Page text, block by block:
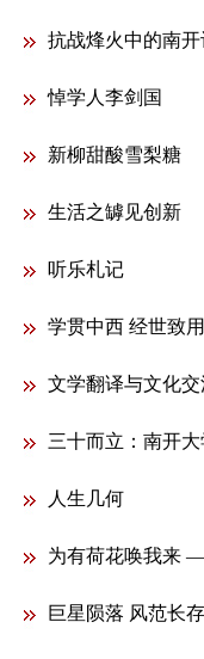
抗战烽火中的南
悼学人李剑国
新柳甜酸雪梨糖
生活之罅见创新
听乐札记
学贯中西 经世致
文学翻译与文化
三十而立：南开
人生几何
为有荷花唤我来
巨星陨落 风范长